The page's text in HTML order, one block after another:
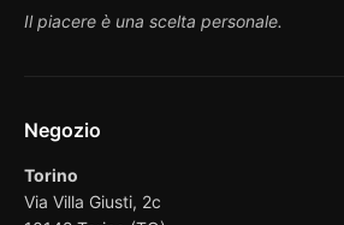
Il piacere è una scelta personale.
Negozio
Torino
Via Villa Giusti, 2c